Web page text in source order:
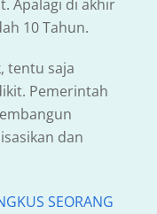
Apalagi di akhir
10 Tahun.
tentu saja
Pemerintah
dan
SEORANG